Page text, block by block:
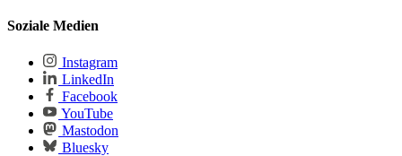
Soziale Medien
Instagram
LinkedIn
Facebook
YouTube
Mastodon
Bluesky